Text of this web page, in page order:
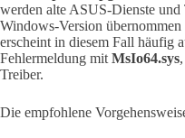
werden alte ASUS-Dienste und
Windows-Version
erscheint in diesem Fall häufig
Fehlermeldung mit MsIo64.sys
Treiber.
Die empfohlene